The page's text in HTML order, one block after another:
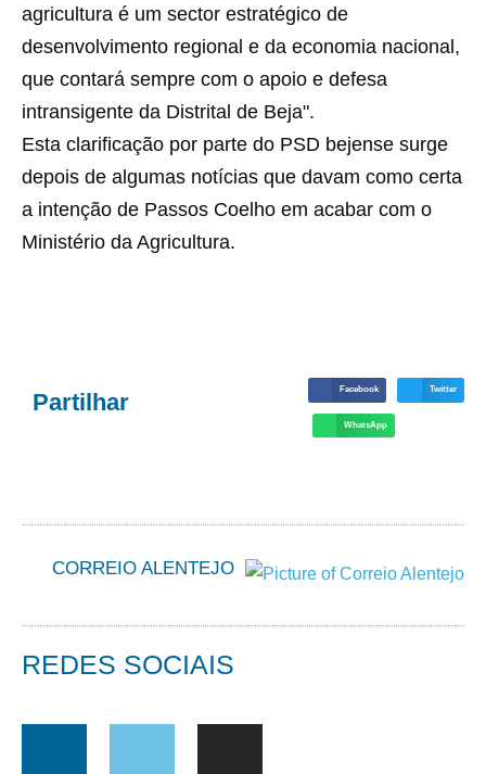
agricultura é um sector estratégico de
desenvolvimento regional e da economia nacional,
que contará sempre com o apoio e defesa
intransigente da Distrital de Beja".
Esta clarificação por parte do PSD bejense surge
depois de algumas notícias que davam como certa
a intenção de Passos Coelho em acabar com o
Ministério da Agricultura.
Partilhar Facebook Twitter
WhatsApp
CORREIO ALENTEJO
REDES SOCIAIS